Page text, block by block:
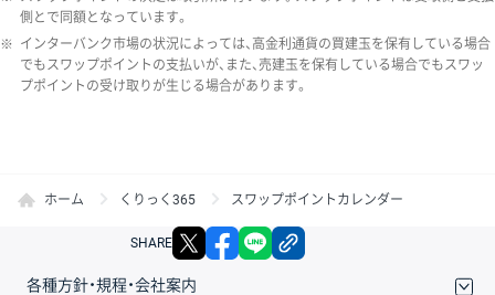
側とで同額となっています。
※ インターバンク市場の状況によっては、高金利通貨の買建玉を保有している場合
でもスワップポイントの支払いが、また、売建玉を保有している場合でもスワッ
プポイントの受け取りが生じる場合があります。
ホーム くりっく365 スワップポイントカレンダー
SHARE X facebook
各種方針・規程・会社案内